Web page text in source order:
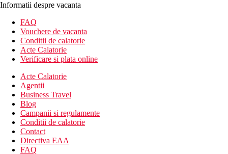
Alte tipuri de camere
facilitatile de mai sus)
Camera dubla, vedere la mare
Suita de familie, 2 dormitoare: dormitor si living
Descrierea hotelului
restaurantul principal
hol de intrare cu receptie
Wi-Fi (gratuit)
bar pe plaja
bar in receptie
restaurante tematice - este necesara rezervare, un
restaurant gratuit o data pe sejur
bar langa piscina
discoteca
mini club
Informatii despre vacanta
FAQ
Vouchere de vacanta
Conditii de calatorie
Acte Calatorie
Verificare si plata online
Acte Calatorie
Agentii
Business Travel
Blog
Campanii si regulamente
Conditii de calatorie
Contact
Directiva EAA
FAQ